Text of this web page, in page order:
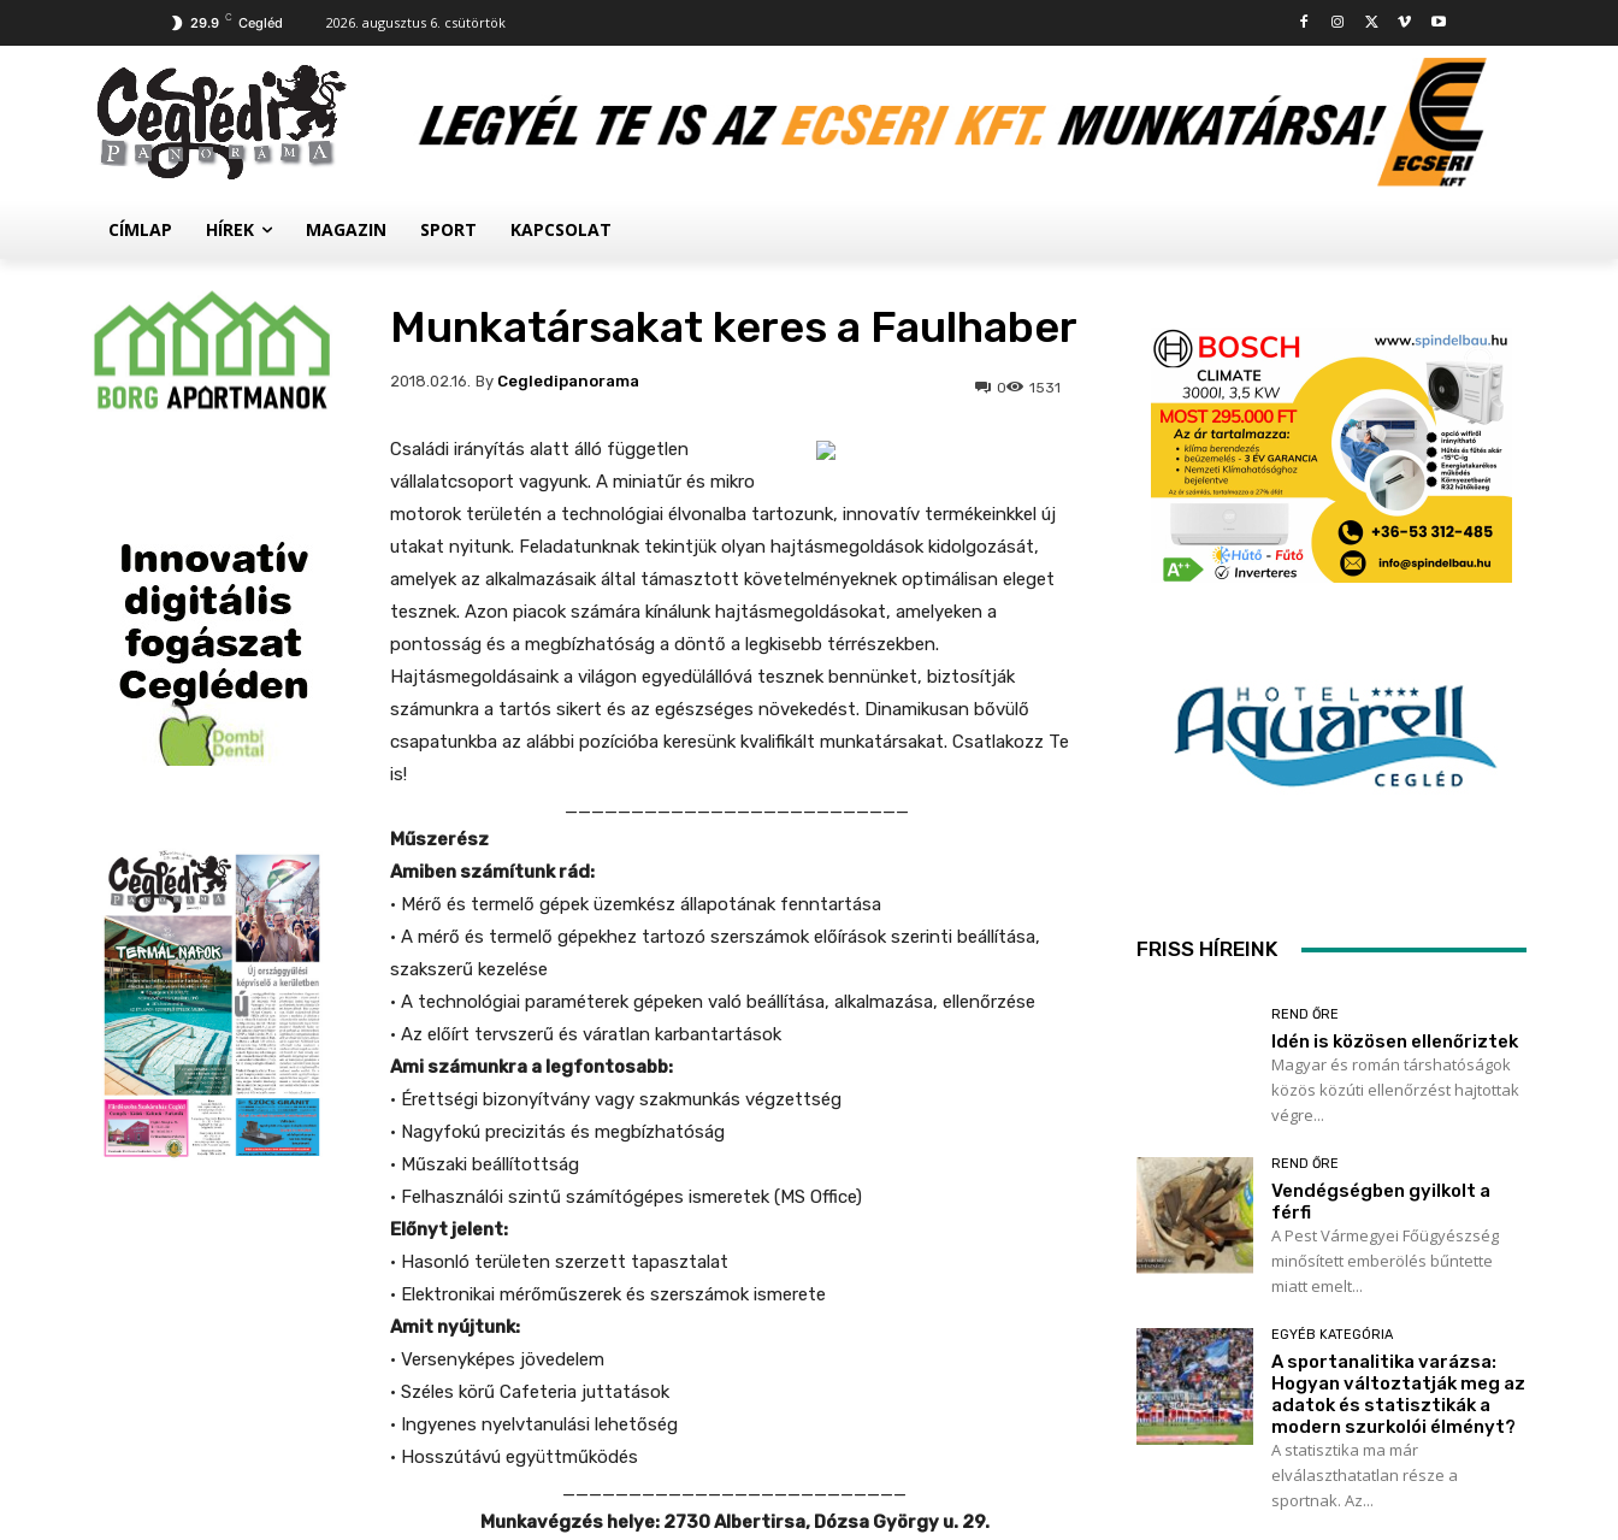
29.9 C Cegléd 2026. augusztus 6. csütörtök
CÍMLAP HÍREK MAGAZIN SPORT KAPCSOLAT
Munkatársakat keres a Faulhaber
2018.02.16. 1531
0
By Cegledipanorama
Családi irányítás alatt álló független
vállalatcsoport vagyunk. A miniatűr és mikro
motorok területén a technológiai élvonalba tartozunk, innovatív termékeinkkel új
utakat nyitunk. Feladatunknak tekintjük olyan hajtásmegoldások kidolgozását,
amelyek az alkalmazásaik által támasztott követelményeknek optimálisan eleget
tesznek. Azon piacok számára kínálunk hajtásmegoldásokat, amelyeken a
pontosság és a megbízhatóság a döntő a legkisebb térrészekben.
Hajtásmegoldásaink a világon egyedülállóvá tesznek bennünket, biztosítják
számunkra a tartós sikert és az egészséges növekedést. Dinamikusan bővülő
csapatunkba az alábbi pozícióba keresünk kvalifikált munkatársakat. Csatlakozz Te
is!
__________________________
Műszerész
Amiben számítunk rád:
• Mérő és termelő gépek üzemkész állapotának fenntartása
• A mérő és termelő gépekhez tartozó szerszámok előírások szerinti beállítása,
szakszerű kezelése
• A technológiai paraméterek gépeken való beállítása, alkalmazása, ellenőrzése
• Az előírt tervszerű és váratlan karbantartások
Ami számunkra a legfontosabb:
• Érettségi bizonyítvány vagy szakmunkás végzettség
• Nagyfokú precizitás és megbízhatóság
• Műszaki beállítottság
• Felhasználói szintű számítógépes ismeretek (MS Office)
Előnyt jelent:
• Hasonló területen szerzett tapasztalat
• Elektronikai mérőműszerek és szerszámok ismerete
Amit nyújtunk:
• Versenyképes jövedelem
• Széles körű Cafeteria juttatások
• Ingyenes nyelvtanulási lehetőség
• Hosszútávú együttműködés
__________________________
Munkavégzés helye: 2730 Albertirsa, Dózsa György u. 29.
FRISS HÍREINK
REND ŐRE
Idén is közösen ellenőriztek
Magyar és román társhatóságok
közös közúti ellenőrzést hajtottak
végre...
REND ŐRE
Vendégségben gyilkolt a
férfi
A Pest Vármegyei Főügyészség
minősített emberölés bűntette
miatt emelt...
EGYÉB KATEGÓRIA
A sportanalitika varázsa:
Hogyan változtatják meg az
adatok és statisztikák a
modern szurkolói élményt?
A statisztika ma már
elválaszthatatlan része a
sportnak. Az...